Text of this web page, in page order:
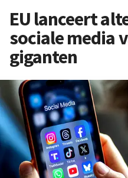
EU lanceert
sociale media
giganten